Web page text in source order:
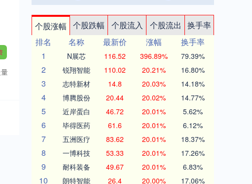
个股涨幅 个股跌幅 个股流入 个股流出
换手率
排名
名称 最新价 涨幅
换手率
1
N展芯 116.52 396.89% 79.39%
2 锐翔智能 110.02 20.21% 16.80%
3 志特新材 14.8 20.03% 14.18%
4 博腾股份 20.44 20.02% 14.77%
5 近岸蛋白 46.72 20.01% 5.62%
6 毕得医药 61.6 20.01% 6.12%
7 五洲医疗 83.62 20.01% 18.37%
8 一博科技 53.33 20.01% 17.26%
9 耐科装备 49.67 20.01% 6.83%
10 朗特智能 26.4 20.00% 17.06%